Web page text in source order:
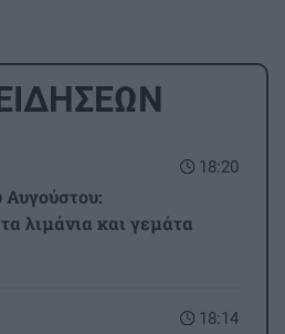
18:20
λιμάνια και γεμάτα
18:14